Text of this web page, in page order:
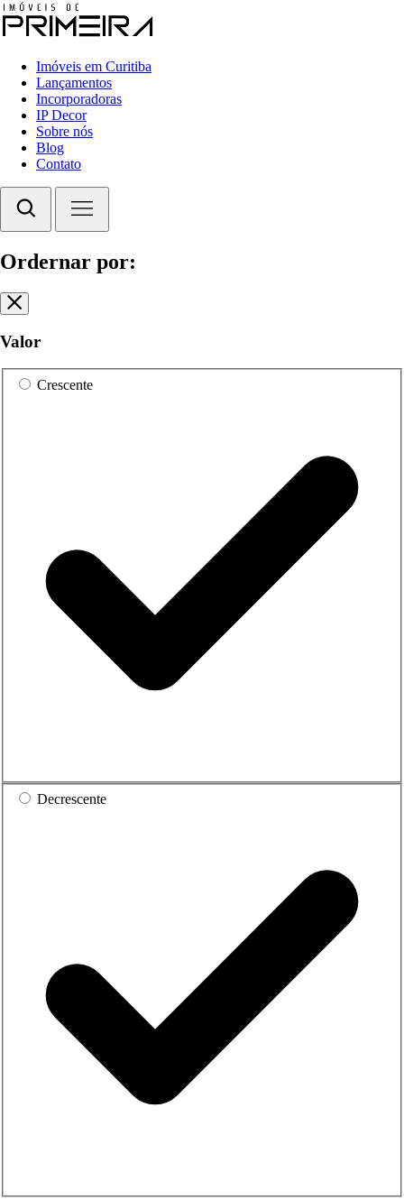
Imóveis em Curitiba
Lançamentos
Incorporadoras
IP Decor
Sobre nós
Blog
Contato
Ordernar por:
Valor
Crescente
Decrescente